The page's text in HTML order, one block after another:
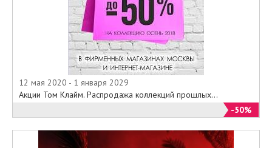
12 мая 2020 - 1 января 2029
Акции Том Клайм. Распродажа коллекций прошлых...
-50%